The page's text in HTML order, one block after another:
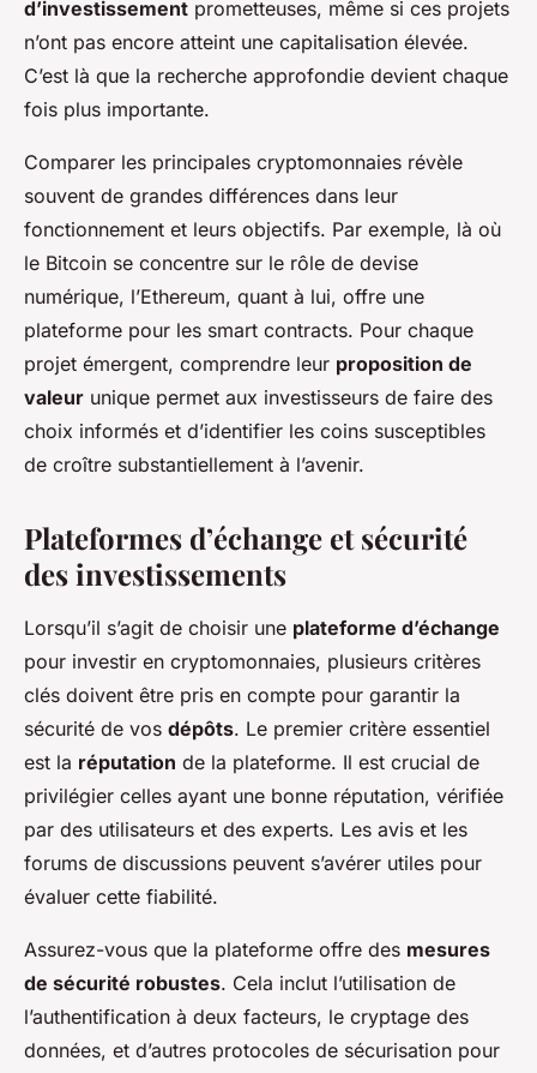
d’investissement prometteuses, même si ces projets
n’ont pas encore atteint une capitalisation élevée.
C’est là que la recherche approfondie devient chaque
fois plus importante.
Comparer les principales cryptomonnaies révèle
souvent de grandes différences dans leur
fonctionnement et leurs objectifs. Par exemple, là où
le Bitcoin se concentre sur le rôle de devise
numérique, l’Ethereum, quant à lui, offre une
plateforme pour les smart contracts. Pour chaque
projet émergent, comprendre leur proposition de
valeur unique permet aux investisseurs de faire des
choix informés et d’identifier les coins susceptibles
de croître substantiellement à l’avenir.
Plateformes d’échange et sécurité
des investissements
Lorsqu’il s’agit de choisir une plateforme d’échange
pour investir en cryptomonnaies, plusieurs critères
clés doivent être pris en compte pour garantir la
sécurité de vos dépôts. Le premier critère essentiel
est la réputation de la plateforme. Il est crucial de
privilégier celles ayant une bonne réputation, vérifiée
par des utilisateurs et des experts. Les avis et les
forums de discussions peuvent s’avérer utiles pour
évaluer cette fiabilité.
Assurez-vous que la plateforme offre des mesures
de sécurité robustes. Cela inclut l’utilisation de
l’authentification à deux facteurs, le cryptage des
données, et d’autres protocoles de sécurisation pour